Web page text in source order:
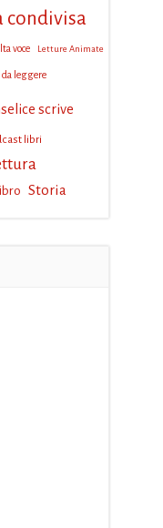
condivisa
voce Letture Animate
da leggere
scrive
libri
Storia